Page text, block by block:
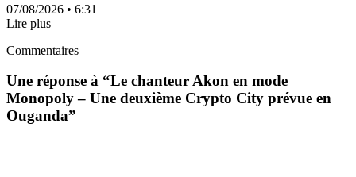
07/08/2026 • 6:31
Lire plus
Commentaires
Une réponse à “Le chanteur Akon en mode
Monopoly – Une deuxième Crypto City prévue en
Ouganda”